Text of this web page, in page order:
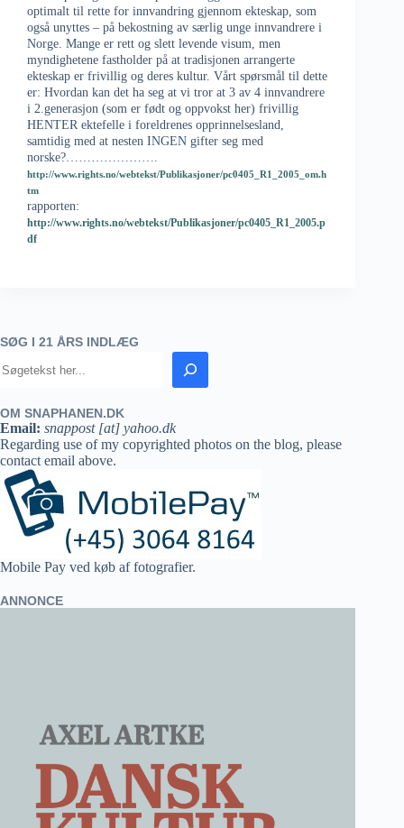
optimalt til rette for innvandring gjennom ekteskap, som
også unyttes – på bekostning av særlig unge innvandrere i
Norge. Mange er rett og slett levende visum, men
myndighetene fastholder på at tradisjonen arrangerte
ekteskap er frivillig og deres kultur. Vårt spørsmål til dette
er: Hvordan kan det ha seg at vi tror at 3 av 4 innvandrere
i 2.generasjon (som er født og oppvokst her) frivillig
HENTER ektefelle i foreldrenes opprinnelsesland,
samtidig med at nesten INGEN gifter seg med
norske?………………….
http://www.rights.no/webtekst/Publikasjoner/pc0405_R1_2005_om.h
tm
rapporten:
http://www.rights.no/webtekst/Publikasjoner/pc0405_R1_2005.p
df
SØG I 21 ÅRS INDLÆG
OM SNAPHANEN.DK
Email: snappost [at] yahoo.dk
Regarding use of my copyrighted photos on the blog, please
contact email above.
Mobile Pay ved køb af fotografier.
ANNONCE